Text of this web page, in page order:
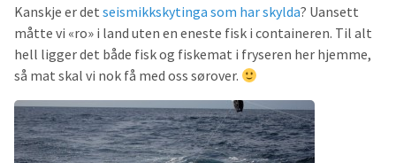
Kanskje er det seismikkskytinga som har skylda? Uansett
måtte vi «ro» i land uten en eneste fisk i containeren. Til alt
hell ligger det både fisk og fiskemat i fryseren her hjemme,
så mat skal vi nok få med oss sørover.